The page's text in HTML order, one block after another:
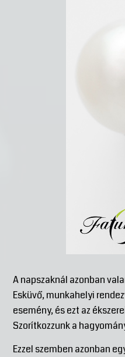
A napszaknál azonban
Esküvő, munkahelyi
esemény, és ezt az
Szorítkozzunk a
Ezzel szemben azonban